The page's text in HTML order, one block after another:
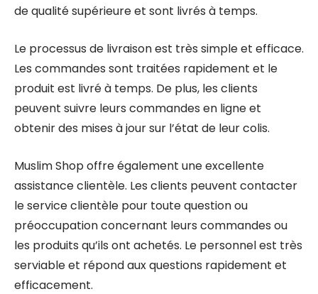
de qualité supérieure et sont livrés à temps.
Le processus de livraison est très simple et efficace.
Les commandes sont traitées rapidement et le
produit est livré à temps. De plus, les clients
peuvent suivre leurs commandes en ligne et
obtenir des mises à jour sur l’état de leur colis.
Muslim Shop offre également une excellente
assistance clientèle. Les clients peuvent contacter
le service clientèle pour toute question ou
préoccupation concernant leurs commandes ou
les produits qu’ils ont achetés. Le personnel est très
serviable et répond aux questions rapidement et
efficacement.